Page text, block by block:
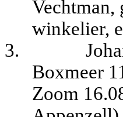
Vechtman,
winkelier,
3.
Boxmeer
Zoom